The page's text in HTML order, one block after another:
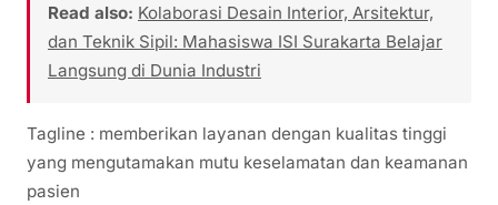
Read also: Kolaborasi Desain Interior, Arsitektur,
dan Teknik Sipil: Mahasiswa ISI Surakarta Belajar
Langsung di Dunia Industri
Tagline : memberikan layanan dengan kualitas tinggi
yang mengutamakan mutu keselamatan dan keamanan
pasien